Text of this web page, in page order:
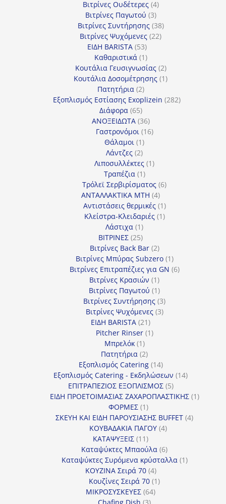
Βιτρίνες Ουδέτερες 44
προϊόντα
Βιτρίνες Παγωτού 33
προϊόντα
Βιτρίνες Συντήρησης 3838
προϊόντα
Βιτρίνες Ψυχόμενες 2222
ΕΙΔΗ BARISTA 5353
προϊόντα
Καθαριστικά 11
προϊόν
Κουτάλια Γευσιγνωσίας 22
προϊόντα
Κουτάλια Δοσομέτρησης 11
Πατητήρια 22
προϊόντα
Εξοπλισμός Εστίασης Exoplizein 282282
Διάφορα 6565
προϊόντα
ΑΝΟΞΕΙΔΩΤΑ 3636
προϊόντα
Γαστρονόμοι 1616
Θάλαμοι 11
προϊόν
Λάντζες 22
προϊόντα
Λιποσυλλέκτες 11
Τραπέζια 11
προϊόν
Τρόλεϊ Σερβιρίσματος 66
ΑΝΤΑΛΛΑΚΤΙΚΑ MTH 44
προϊόντα
Αντιστάσεις θερμικές 11
προϊόν
Κλείστρα-Κλειδαριές 11
Λάστιχα 11
προϊόν
ΒΙΤΡΙΝΕΣ 2525
προϊόντα
Βιτρίνες Back Bar 22
προϊόντα
Βιτρίνες Mπύρας Subzero 11
προϊόν
Βιτρίνες Επιτραπέζιες για GN 66
Βιτρίνες Κρασιών 11
προϊόν
Βιτρίνες Παγωτού 11
προϊόν
Βιτρίνες Συντήρησης 33
προϊόντα
Βιτρίνες Ψυχόμενες 33
ΕΙΔΗ BARISTA 2121
προϊόντα
Pitcher Rinser 11
Μπρελόκ 11
προϊόν
Πατητήρια 22
προϊόντα
Εξοπλισμός Catering 1414
προϊόντα
Εξοπλισμός Catering - Εκδηλώσεων 1414
ΕΠΙΤΡΑΠΕΖΙΟΣ ΕΞΟΠΛΙΣΜΟΣ 55
προϊόντα
ΕΙΔΗ ΠΡΟΕΤΟΙΜΑΣΙΑΣ ΖΑΧΑΡΟΠΛΑΣΤΙΚΗΣ 11
ΦΟΡΜΕΣ 11
προϊόν
ΣΚΕΥΗ ΚΑΙ ΕΙΔΗ ΠΑΡΟΥΣΙΑΣΗΣ BUFFET 44
ΚΟΥΒΑΔΑΚΙΑ ΠΑΓΟΥ 44
ΚΑΤΑΨΥΞΕΙΣ 1111
προϊόντα
Καταψύκτες Μπαούλα 66
προϊόντα
Καταψύκτες Συρόμενα κρύσταλλα 11
ΚΟΥΖΙΝΑ Σειρά 70 44
προϊόντα
Κουζίνες Σειρά 70 11
ΜΙΚΡΟΣΥΣΚΕΥΕΣ 6464
3